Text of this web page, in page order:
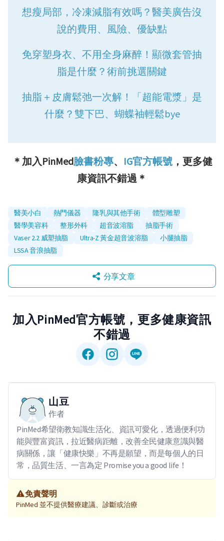
想瘦局部，冷凍減脂有效嗎？醫美廣告沒
說的費用、風險、優缺點
免穿塑身衣、不用全身麻醉！顯微套管抽
脂是什麼？術前挑選關鍵
抽脂＋皮膚鬆弛一次解！「超能電漿」是
什麼？雙下巴、蝴蝶袖輕鬆bye
＊加入PinMed臉書粉專、 IG官方帳號，更多健
康資訊不錯過＊
醫美小白 熱門儀器 隆乳與其他手術
體型雕塑
醫學美容科
整形外科 超音波溶脂
抽脂手術
Vaser 2.2 威塑抽脂
Ultra-Z 黃金超音波溶脂
小腿抽脂
LSSA 音浪抽脂
分享文章
加入PinMed官方帳號，更多健康資訊
不錯過
山豆
作者
PinMed希望衛教知識生活化、資訊可愛化，透過便利功
能與豐富資訊，拉近醫病距離，改善全民健康意識與醫
病關係，讓「健康快樂」不再是願望，而是每個人的日
常，品質生活、一言為定 Promise you a good life！
免責聲明
PinMed 並不提供醫療建議、診斷或治療